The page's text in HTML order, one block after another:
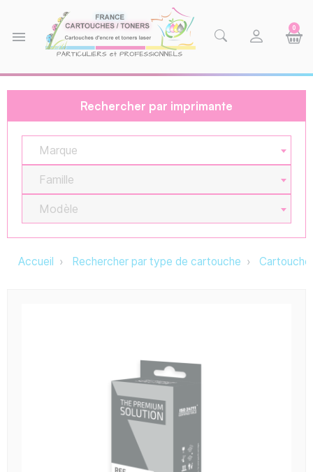
menu
0
Rechercher par imprimante
Marque
Famille
Modèle
Accueil Rechercher par type de cartouche